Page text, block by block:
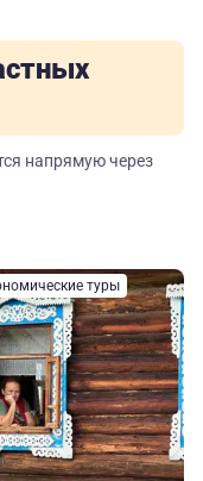
напрямую через
туры